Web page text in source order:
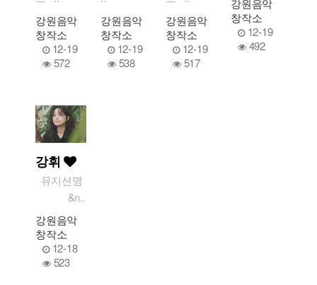
강원음악
창작소
12-19
572
강원음악
창작소
12-19
538
강원음악
창작소
12-19
517
강원음악
창작소
12-19
492
강휘
뮤지션명
&n..
강원음악
창작소
12-18
523